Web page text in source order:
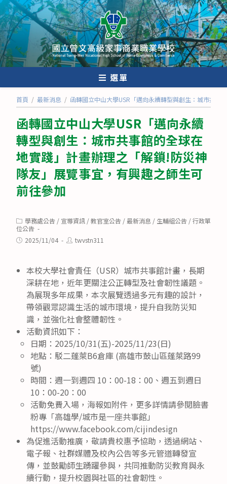
跳
轉
至
主
要
內
選單
首頁 / 最新消息 / 函轉國立中山大學USR「邁向永續轉型與創生：城市共
函轉國立中山大學USR「邁向永續
轉型與創生：城市共事館的全球在
地實踐」計畫辦理之「解鎖!防災神
隊友」展覽事宜，有興趣之師生可
前往參加
Post
category:
學務處公告 / 宣導資訊 /教官室公告 /最新消息 / 生輔組公告 /行政單
位公告
Post2025/11/04
Posttwvstn311
本校大學社會責任（USR）城市共事館計畫，長期
深耕在地，近年更關注公正轉型及社會韌性議題。
為展現多年成果，本次展覽透過多元有趣的設計，
帶領觀眾認識生活的城市環境，提升自我防災知
識，並強化社會整體韌性。
活動資訊如下：
日期：2025/10/31(五)-2025/11/23(日)
地點：駁二蓬萊B6倉庫 (高雄市鼓山區蓬萊路99
號)
時間：週一到週四 10：00-18：00、週五到週日
10：00-20：00
活動免費入場，海報如附件，更多詳情請參閱臉書
粉專「高雄學/城市是一座共事館」
https://www.facebook.com/cijindesign
為促進活動推廣，敬請貴校惠予協助，透過網站、
電子報、社群媒體及校內公告等多元管道轉發宣
傳，並鼓勵師生踴躍參與，共同推動防災教育與永
續行動，提升校園與社區的社會韌性。